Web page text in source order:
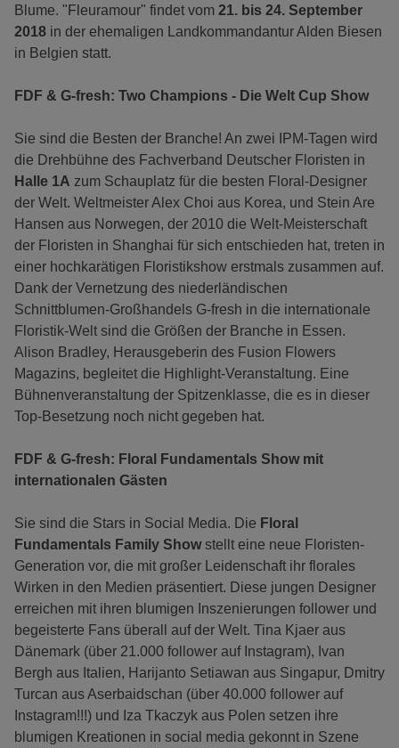
Blume. "Fleuramour" findet vom 21. bis 24. September
2018 in der ehemaligen Landkommandantur Alden Biesen
in Belgien statt.
FDF & G-fresh: Two Champions - Die Welt Cup Show
Sie sind die Besten der Branche! An zwei IPM-Tagen wird
die Drehbühne des Fachverband Deutscher Floristen in
Halle 1A zum Schauplatz für die besten Floral-Designer
der Welt. Weltmeister Alex Choi aus Korea, und Stein Are
Hansen aus Norwegen, der 2010 die Welt-Meisterschaft
der Floristen in Shanghai für sich entschieden hat, treten in
einer hochkarätigen Floristikshow erstmals zusammen auf.
Dank der Vernetzung des niederländischen
Schnittblumen-Großhandels G-fresh in die internationale
Floristik-Welt sind die Größen der Branche in Essen.
Alison Bradley, Herausgeberin des Fusion Flowers
Magazins, begleitet die Highlight-Veranstaltung. Eine
Bühnenveranstaltung der Spitzenklasse, die es in dieser
Top-Besetzung noch nicht gegeben hat.
FDF & G-fresh: Floral Fundamentals Show mit
internationalen Gästen
Sie sind die Stars in Social Media. Die Floral
Fundamentals Family Showstellt eine neue Floristen-
Generation vor, die mit großer Leidenschaft ihr florales
Wirken in den Medien präsentiert. Diese jungen Designer
erreichen mit ihren blumigen Inszenierungen follower und
begeisterte Fans überall auf der Welt. Tina Kjaer aus
Dänemark (über 21.000 follower auf Instagram), Ivan
Bergh aus Italien, Harijanto Setiawan aus Singapur, Dmitry
Turcan aus Aserbaidschan (über 40.000 follower auf
Instagram!!!) und Iza Tkaczyk aus Polen setzen ihre
blumigen Kreationen in social media gekonnt in Szene